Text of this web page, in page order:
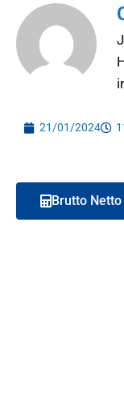
21/01/2024
Brutto